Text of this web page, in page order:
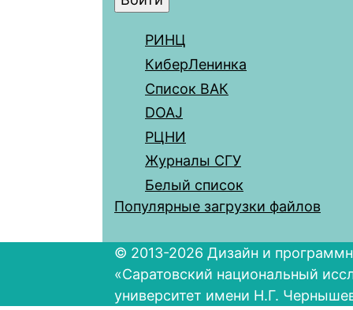
РИНЦ
КиберЛенинка
Список ВАК
DOAJ
РЦНИ
Журналы СГУ
Белый список
Популярные загрузки файлов
© 2013-2026 Дизайн и
«Саратовский национальный
университет имени Н.Г.